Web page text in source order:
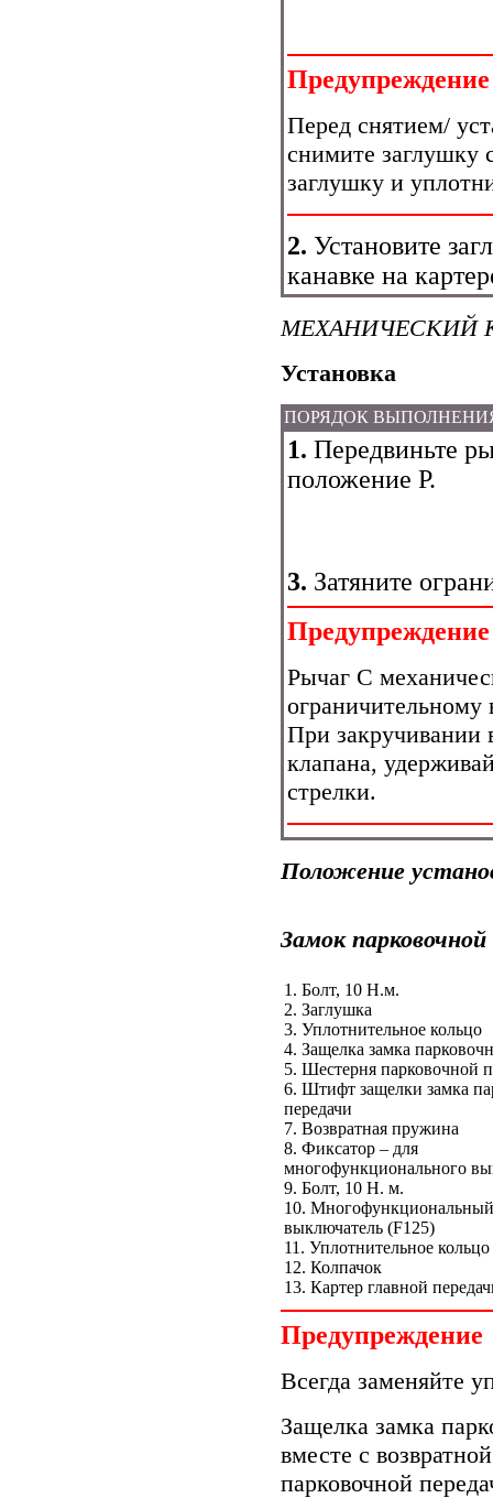
Предупреждение
Перед снятием/
снимите заглушку
заглушку и
2. Установите
канавке на
МЕХАНИЧЕСКИЙ
Установка
ПОРЯДОК
1. Передвиньте
положение Р.
3. Затяните
Предупреждение
Рычаг С
При закручивании
клапана,
стрелки.
Положение
Замок парковочной
1. Болт, 10 Н.м.
2. Заглушка
3. Уплотнительное кольцо
4. Защелка замка
5. Шестерня парковочной
6. Штифт защелки замка
передачи
7. Возвратная пружина
8. Фиксатор – для
многофункционального
9. Болт, 10 Н. м.
10. Многофункциональный
выключатель (F125)
11. Уплотнительное кольцо
12. Колпачок
13. Картер главной
Предупреждение
Всегда заменяйте
Защелка замка
вместе с
парковочной